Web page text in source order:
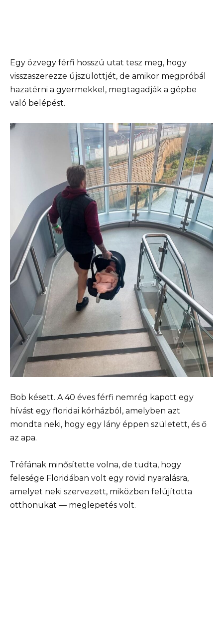
Egy özvegy férfi hosszú utat tesz meg, hogy
visszaszerezze újszülöttjét, de amikor megpróbál
hazatérni a gyermekkel, megtagadják a gépbe
való belépést.
Bob késett. A 40 éves férfi nemrég kapott egy
hívást egy floridai kórházból, amelyben azt
mondta neki, hogy egy lány éppen született, és ő
az apa.
Tréfának minősítette volna, de tudta, hogy
felesége Floridában volt egy rövid nyaralásra,
amelyet neki szervezett, miközben felújította
otthonukat — meglepetés volt.